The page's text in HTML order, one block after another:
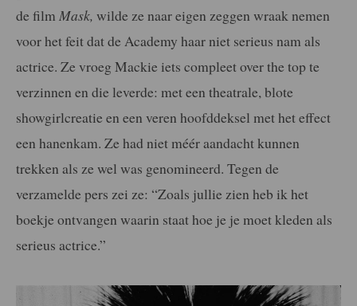
de film Mask, wilde ze naar eigen zeggen wraak nemen
voor het feit dat de Academy haar niet serieus nam als
actrice. Ze vroeg Mackie iets compleet over the top te
verzinnen en die leverde: met een theatrale, blote
showgirlcreatie en een veren hoofddeksel met het effect
een hanenkam. Ze had niet méér aandacht kunnen
trekken als ze wel was genomineerd. Tegen de
verzamelde pers zei ze: “Zoals jullie zien heb ik het
boekje ontvangen waarin staat hoe je je moet kleden als
serieus actrice.”